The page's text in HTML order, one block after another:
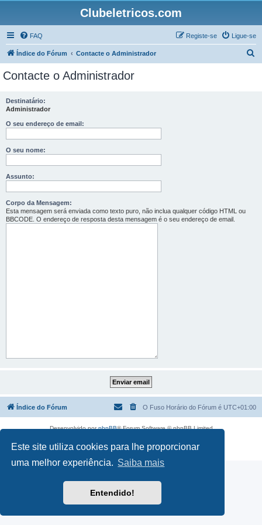
Este site utiliza cookies para lhe proporcionar
uma melhor experiência. Saiba mais
Entendido!
Clubeletricos.com
FAQ Ligue-se
Registe-se
Índice do Fórum Contacte o Administrador
Contacte o Administrador
Destinatário:
Administrador
O seu endereço de email:
O seu nome:
Assunto:
Corpo da Mensagem:
Esta mensagem será enviada como texto puro, não inclua qualquer código HTML ou
BBCODE. O endereço de resposta desta mensagem é o seu endereço de email.
Índice do Fórum O Fuso Horário do Fórum é UTC+01:00
Desenvolvido porphpBB® Forum Software © phpBB Limited
Privacidade|Termos